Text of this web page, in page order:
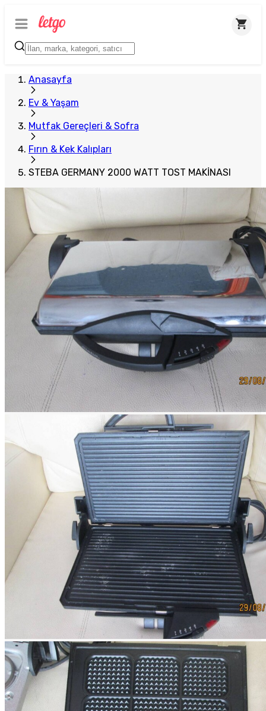
Anasayfa
Ev & Yaşam
Mutfak Gereçleri & Sofra
Fırın & Kek Kalıpları
STEBA GERMANY 2000 WATT TOST MAKİNASI